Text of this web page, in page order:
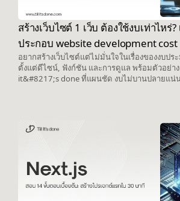
สร้างเว็บไซต์ 1 เว็บ ต้องใช้งบเท่าไหร่
ประกอบ website development cost
อยากสร้างเว็บไซต์แต่ไม่มั่นใจในเรื่องของงบปร
ตั้งแต่ดีไซน์, ฟังก์ชัน และการดูแล พร้อมตัวอย่าง
it&#8217;s done ที่แผนชัด งบไม่บานปลายแน่